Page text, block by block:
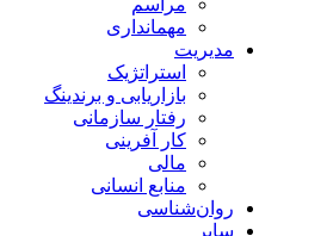
مراسم
مهمانداری
مدیریت
استراتژیک
بازاریابی و برندینگ
رفتار سازمانی
کار آفرینی
مالی
منابع انسانی
روان‌شناسی
سایر